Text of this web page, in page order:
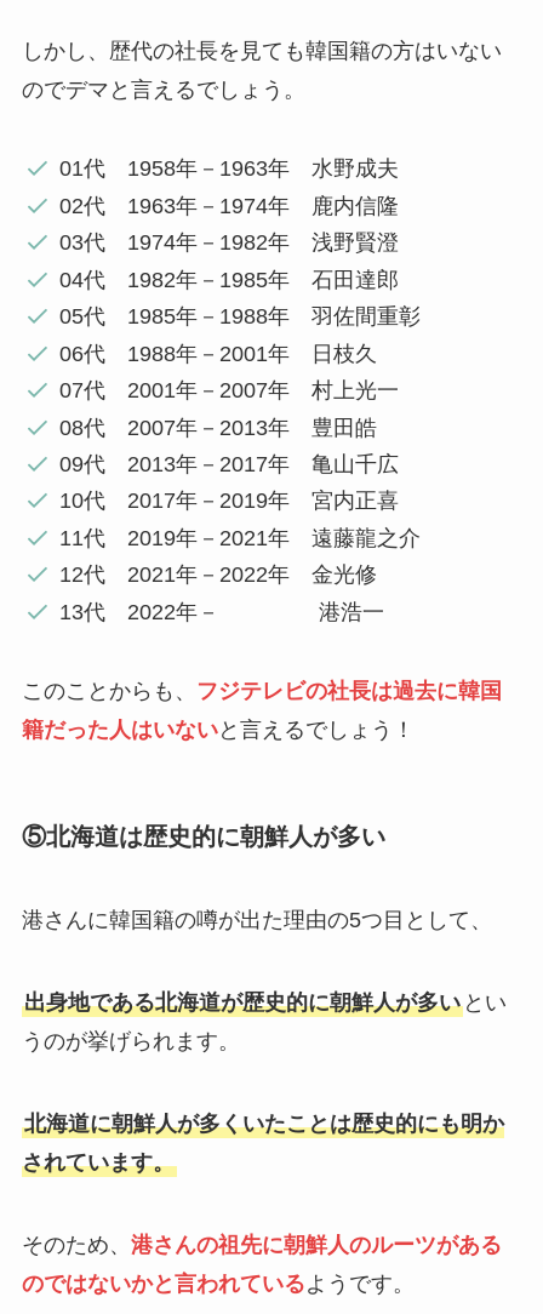
しかし、歴代の社長を見ても韓国籍の方はいない
のでデマと言えるでしょう。
01代 1958年－1963年 水野成夫
02代 1963年－1974年 鹿内信隆
03代 1974年－1982年 浅野賢澄
04代 1982年－1985年 石田達郎
05代 1985年－1988年 羽佐間重彰
06代 1988年－2001年 日枝久
07代 2001年－2007年 村上光一
08代 2007年－2013年 豊田皓
09代 2013年－2017年 亀山千広
10代 2017年－2019年 宮内正喜
11代 2019年－2021年 遠藤龍之介
12代 2021年－2022年 金光修
13代 2022年－ 港浩一
このことからも、
フジテレビの社長は過去に韓国
籍だった人はいないと言えるでしょう！
⑤北海道は歴史的に朝鮮人が多い
港さんに韓国籍の噂が出た理由の5つ目として、
出身地である北海道が歴史的に朝鮮人が多いとい
うのが挙げられます。
北海道に朝鮮人が多くいたことは歴史的にも明か
されています。
そのため、 港さんの祖先に朝鮮人のルーツがある
のではないかと言われているようです。